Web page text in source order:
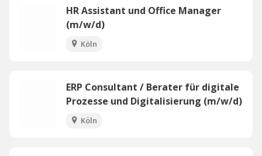
HR Assistant und Office Manager
(m/w/d)
Köln
ERP Consultant / Berater für digitale
Prozesse und Digitalisierung (m/w/d)
Köln